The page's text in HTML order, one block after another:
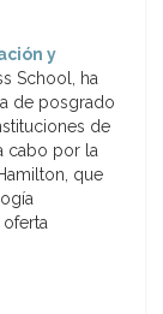
y
School, ha
de posgrado
de
cabo por la
que